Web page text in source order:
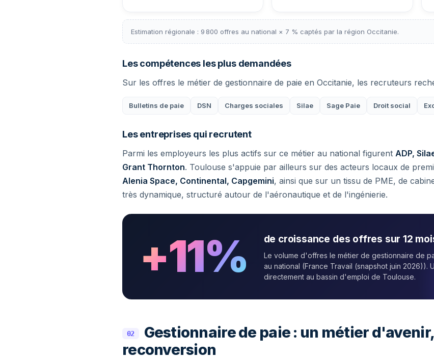
Estimation régionale : 9 800 offres au national × 7 % captés par la région Occitanie.
Les compétences les plus demandées
Sur les offres le métier de gestionnaire de paie en Occitanie, les recruteurs
Bulletins de paie DSN Charges sociales Silae Sage Paie Droit social
Les entreprises qui recrutent
Parmi les employeurs les plus actifs sur ce métier au national figurent ADP,
Grant Thornton. Toulouse s'appuie par ailleurs sur des acteurs locaux de
Alenia Space, Continental, Capgemini, ainsi que sur un tissu de PME, de
très dynamique, structuré autour de l'aéronautique et de l'ingénierie.
+11% de croissance des offres sur 12
Le volume d'offres le métier de gestionnaire de
au national (France Travail (snapshot juin 2026)).
directement au bassin d'emploi de Toulouse.
02
Gestionnaire de paie : un métier
reconversion